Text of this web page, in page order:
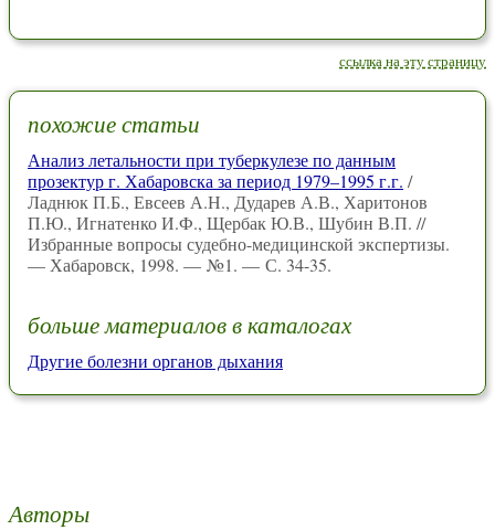
ссылка на эту страницу
похожие статьи
Анализ летальности при туберкулезе по данным
прозектур г. Хабаровска за период 1979–1995 г.г. /
Ладнюк П.Б., Евсеев А.Н., Дударев А.В., Харитонов
П.Ю., Игнатенко И.Ф., Щербак Ю.В., Шубин В.П. //
Избранные вопросы судебно-медицинской экспертизы.
— Хабаровск, 1998. — №1. — С. 34-35.
больше материалов в каталогах
Другие болезни органов дыхания
Авторы